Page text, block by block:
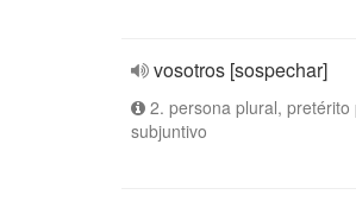
vosotros [sospechar]
2. persona plural,
subjuntivo